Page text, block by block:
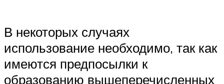
В некоторых случаях
использование необходимо, так как
имеются предпосылки к
образованию вышеперечисленных